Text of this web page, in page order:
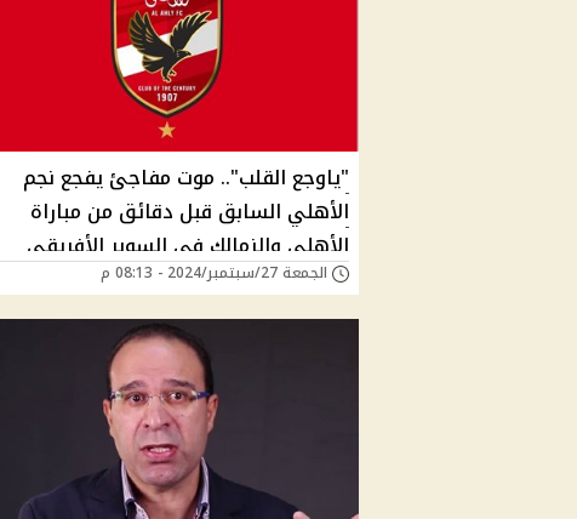
"ياوجع القلب".. موت مفاجئ يفجع نجم
الأهلي السابق قبل دقائق من مباراة
الأهلي والزمالك في السوبر الأفريقي
الجمعة 27/سبتمبر/2024 - 08:13 م